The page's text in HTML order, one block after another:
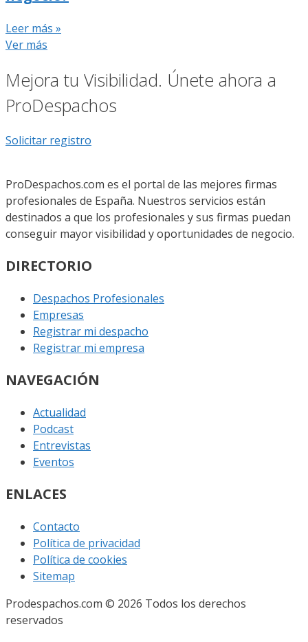
Leer más »
Ver más
Mejora tu Visibilidad. Únete ahora a
ProDespachos
Solicitar registro
ProDespachos.com es el portal de las mejores firmas
profesionales de España. Nuestros servicios están
destinados a que los profesionales y sus firmas puedan
conseguir mayor visibilidad y oportunidades de negocio.
DIRECTORIO
Despachos Profesionales
Empresas
Registrar mi despacho
Registrar mi empresa
NAVEGACIÓN
Actualidad
Podcast
Entrevistas
Eventos
ENLACES
Contacto
Política de privacidad
Política de cookies
Sitemap
Prodespachos.com © 2026 Todos los derechos
reservados